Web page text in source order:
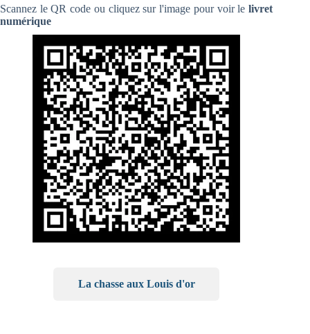
Scannez le QR code ou cliquez sur l'image pour voir lelivret
numérique
La chasse aux Louis d'or